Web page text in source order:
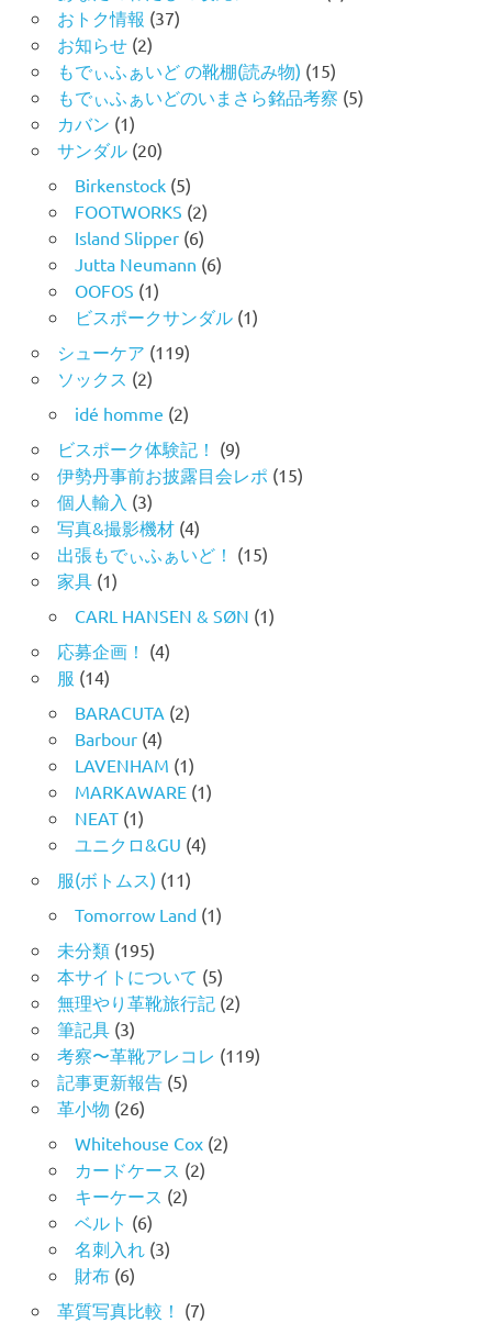
おトク情報 (37)
お知らせ(2)
もでぃふぁいど の靴棚(読み物) (15)
もでぃふぁいどのいまさら銘品考察 (5)
カバン (1)
サンダル(20)
Birkenstock(5)
FOOTWORKS (2)
Island Slipper(6)
Jutta Neumann (6)
OOFOS (1)
ビスポークサンダル(1)
シューケア (119)
ソックス (2)
idé homme (2)
ビスポーク体験記！ (9)
伊勢丹事前お披露目会レポ (15)
個人輸入 (3)
写真&撮影機材(4)
出張もでぃふぁいど！ (15)
家具(1)
CARL HANSEN & SØN (1)
応募企画！ (4)
服 (14)
BARACUTA (2)
Barbour(4)
LAVENHAM (1)
MARKAWARE(1)
NEAT(1)
ユニクロ&GU (4)
服(ボトムス) (11)
Tomorrow Land(1)
未分類(195)
本サイトについて (5)
無理やり革靴旅行記 (2)
筆記具(3)
考察〜革靴アレコレ (119)
記事更新報告(5)
革小物 (26)
Whitehouse Cox(2)
カードケース (2)
キーケース (2)
ベルト (6)
名刺入れ (3)
財布(6)
革質写真比較！ (7)